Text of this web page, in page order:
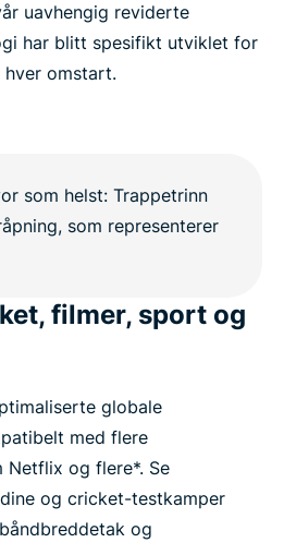
uavhengig reviderte
har blitt spesifikt utviklet for
omstart.
filmer, sport og
globale
med flere
Netflix og flere*. Se
og cricket-testkamper
og